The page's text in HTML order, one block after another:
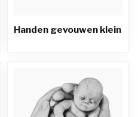
Handen gevouwen klein